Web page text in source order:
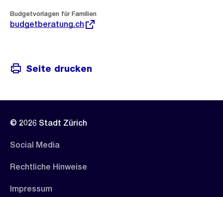
Budgetvorlagen für Familien
Externer
Link:
budgetberatung.ch
Seite drucken
© 2026 Stadt Zürich
Social Media
Rechtliche Hinweise
Impressum